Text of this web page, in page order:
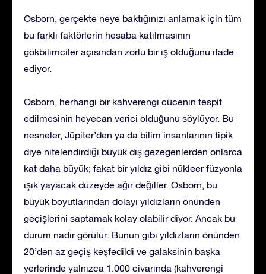
Osborn, gerçekte neye baktığınızı anlamak için tüm
bu farklı faktörlerin hesaba katılmasının
gökbilimciler açısından zorlu bir iş olduğunu ifade
ediyor.
Osborn, herhangi bir kahverengi cücenin tespit
edilmesinin heyecan verici olduğunu söylüyor. Bu
nesneler, Jüpiter’den ya da bilim insanlarının tipik
diye nitelendirdiği büyük dış gezegenlerden onlarca
kat daha büyük; fakat bir yıldız gibi nükleer füzyonla
ışık yayacak düzeyde ağır değiller. Osborn, bu
büyük boyutlarından dolayı yıldızların önünden
geçişlerini saptamak kolay olabilir diyor. Ancak bu
durum nadir görülür: Bunun gibi yıldızların önünden
20’den az geçiş keşfedildi ve galaksinin başka
yerlerinde yalnızca 1.000 civarında (kahverengi